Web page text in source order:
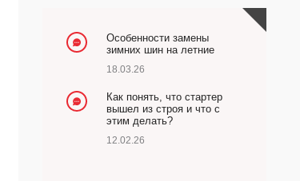
Особенности замены
зимних шин на летние
18.03.26
Как понять, что стартер
вышел из строя и что с
этим делать?
12.02.26